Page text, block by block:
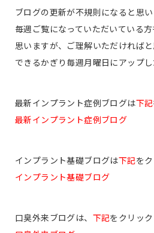
ブログの更新が不規則になると思い
毎週ご覧になっていただいている
思いますが、ご理解いただければと
できるかぎり毎週月曜日にアップし
最新インプラント症例ブログは下記
最新インプラント症例ブログ
インプラント基礎ブログは下記を
インプラント基礎ブログ
口臭外来ブログは、 下記をクリック